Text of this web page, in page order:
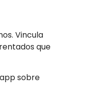
Vincula
que
sobre